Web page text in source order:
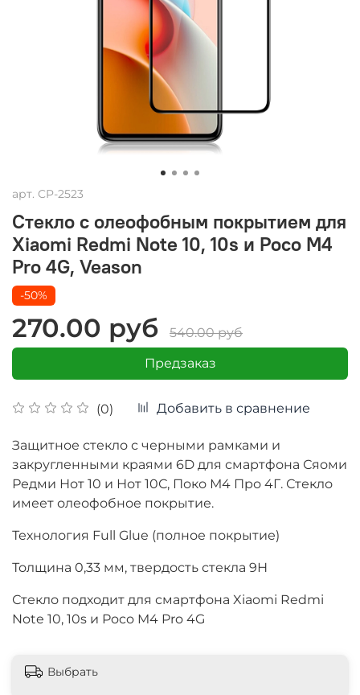
арт. CP-2523
Стекло c олеофобным покрытием для
Xiaomi Redmi Note 10, 10s и Poco M4
Pro 4G, Veason
(0) Добавить в сравнение
-50%
270.00 руб
540.00 руб
Предзаказ
Защитное стекло с черными рамками и
закругленными краями 6D для смартфона Сяоми
Редми Нот 10 и Нот 10С, Поко М4 Про 4Г. Стекло
имеет олеофобное покрытие.
Технология Full Glue (полное покрытие)
Толщина 0,33 мм, твердость стекла 9Н
Стекло подходит для смартфона Xiaomi Redmi
Note 10, 10s и Poco M4 Pro 4G
Выбрать